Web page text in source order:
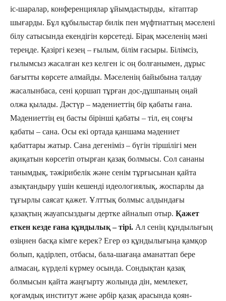
іс-шаралар, конференциялар ұйымдастырды, кітаптар
шығарды. Бұл құбылыстар билік пен мүфтиаттың мәселені
білу сатысында екендігін көрсетеді. Бірақ мәселенің мәні
тереңде. Қазіргі кезең – ғылым, білім ғасыры. Білімсіз,
ғылымсыз жасалған кез келген іс оң болғанымен, дұрыс
бағытты көрсете алмайды. Мәселенің байыбына талдау
жасалынбаса, сені қоршап тұрған дос-дұшпаның оңай
олжа қылады. Дәстүр – мәдениеттің бір қабаты ғана.
Мәдениеттің ең басты бірінші қабаты – тіл, ең соңғы
қабаты – сана. Осы екі ортада қаншама мәдениет
қабаттары жатыр. Сана дегеніміз – бүгін тіршілігі мен
ақиқатын көрсетіп отырған қазақ болмысы. Сол сананы
танымдық, тәжірибелік және сенім тұрғысынан қайта
азықтандыру үшін кешенді идеологиялық, жоспарлы да
тұғырлы саясат қажет. Ұлттық болмыс алдындағы
қазақтың жауапсыздығы дертке айналып отыр. Қажет
еткен кезде ғана құндылық – тірі. Ал сенің құндылығың
өзіңнен басқа кімге керек? Егер өз құндылығыңа қамқор
болып, қадірлеп, отбасы, бала-шағаңа аманаттап бере
алмасаң, күрделі күрмеу осында. Сондықтан қазақ
болмысын қайта жаңғырту жолында дін, мемлекет,
қоғамдық институт және әрбір қазақ арасында қоян-